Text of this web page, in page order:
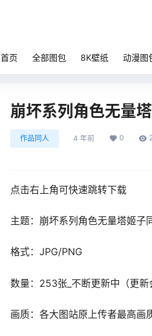
首页 全部图包 8K壁纸 动漫图
崩坏系列角色无量
作品同人 4 年前 0
点击右上角可快速跳转下载
主题：崩坏系列角色无量塔姬子
格式：JPG/PNG
数量：253张_不断更新中（更新
画质：各大图站原上传者最高画